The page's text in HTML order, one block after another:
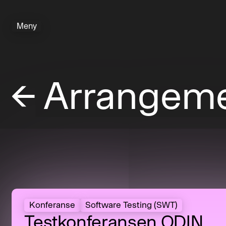
Meny
←
Konferanse Software Testing (SWT)
Testkonferansen ODIN